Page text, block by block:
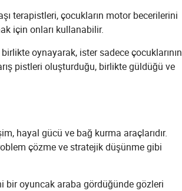
terapistleri, çocukların motor becerilerini
için onları kullanabilir.
oynayarak, ister sadece çocuklarının
pistleri oluşturduğu, birlikte güldüğü ve
hayal gücü ve bağ kurma araçlarıdır.
çözme ve stratejik düşünme gibi
bir oyuncak araba gördüğünde gözleri